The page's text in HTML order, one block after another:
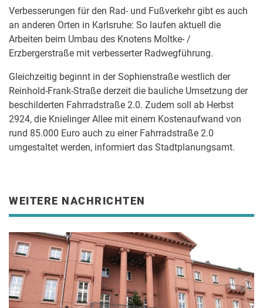
Verbesserungen für den Rad- und Fußverkehr gibt es auch
an anderen Orten in Karlsruhe: So laufen aktuell die
Arbeiten beim Umbau des Knotens Moltke- /
Erzbergerstraße mit verbesserter Radwegführung.
Gleichzeitig beginnt in der Sophienstraße westlich der
Reinhold-Frank-Straße derzeit die bauliche Umsetzung der
beschilderten Fahrradstraße 2.0. Zudem soll ab Herbst
2924, die Knielinger Allee mit einem Kostenaufwand von
rund 85.000 Euro auch zu einer Fahrradstraße 2.0
umgestaltet werden, informiert das Stadtplanungsamt.
WEITERE NACHRICHTEN